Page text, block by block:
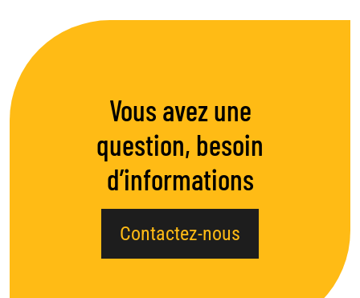
Vous avez une
question, besoin
d’informations
Contactez-nous